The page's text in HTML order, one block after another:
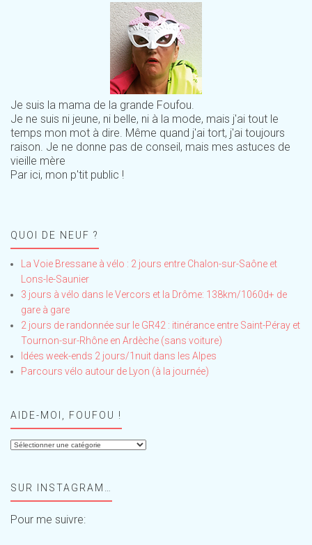
Je suis la mama de la grande Foufou.
Je ne suis ni jeune, ni belle, ni à la mode, mais j'ai tout le
temps mon mot à dire. Même quand j'ai tort, j'ai toujours
raison. Je ne donne pas de conseil, mais mes astuces de
vieille mère
Par ici, mon p'tit public !
QUOI DE NEUF ?
La Voie Bressane à vélo : 2 jours entre Chalon-sur-Saône et
Lons-le-Saunier
3 jours à vélo dans le Vercors et la Drôme: 138km/1060d+ de
gare à gare
2 jours de randonnée sur le GR42 : itinérance entre Saint-Péray et
Tournon-sur-Rhône en Ardèche (sans voiture)
Idées week-ends 2 jours/1nuit dans les Alpes
Parcours vélo autour de Lyon (à la journée)
AIDE-MOI, FOUFOU !
Aide-
!SUR INSTAGRAM…
Pour me suivre: